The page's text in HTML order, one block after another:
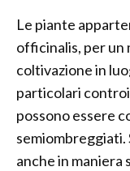
Le piante
officinalis, per un
coltivazione in
particolari
possono essere
semiombreggiati.
anche in